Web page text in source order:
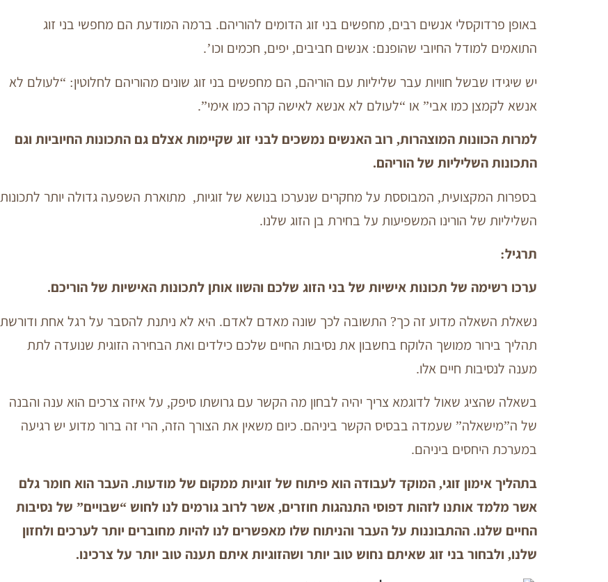
באופן פרדוקסלי אנשים רבים, מחפשים בני זוג הדומים להוריהם. ברמה המודעת הם מחפשי בני זוג
התואמים למודל החיובי שהופנם: אנשים חביבים, יפים, חכמים וכו’.
יש שיגידו שבשל חוויות עבר שליליות עם הוריהם, הם מחפשים בני זוג שונים מהוריהם לחלוטין: “לעולם לא
אנשא לקמצן כמו אבי” או “לעולם לא אנשא לאישה קרה כמו אימי”.
למרות הכוונות המוצהרות, רוב האנשים נמשכים לבני זוג שקיימות אצלם גם התכונות החיוביות וגם
התכונות השליליות של הוריהם.
בספרות המקצועית, המבוססת על מחקרים שנערכו בנושא של זוגיות, מתוארת השפעה גדולה יותר לתכונות
השליליות של הורינו המשפיעות על בחירת בן הזוג שלנו.
תרגיל:
ערכו רשימה של תכונות אישיות של בני הזוג שלכם והשוו אותן לתכונות האישיות של הוריכם.
נשאלת השאלה מדוע זה כך? התשובה לכך שונה מאדם לאדם. היא לא ניתנת להסבר על רגל אחת ודורשת
תהליך בירור ממושך הלוקח בחשבון את נסיבות החיים שלכם כילדים ואת הבחירה הזוגית שנועדה לתת
מענה לנסיבות חיים אלו.
בשאלה שהציג שאול לדוגמא צריך יהיה לבחון מה הקשר עם גרושתו סיפק, על איזה צרכים הוא ענה והבנה
של ה”מישאלה” שעמדה בבסיס הקשר ביניהם. כיום משאין את הצורך הזה, הרי זה ברור מדוע יש רגיעה
במערכת היחסים ביניהם.
בתהליך אימון זוגי, המוקד לעבודה הוא פיתוח של זוגיות ממקום של מודעות. העבר הוא חומר גלם
אשר מלמד אותנו לזהות דפוסי התנהגות חוזרים, אשר לרוב גורמים לנו לחוש “שבויים” של נסיבות
החיים שלנו. ההתבוננות על העבר והניתוח שלו מאפשרים לנו להיות מחוברים יותר לערכים ולחזון
שלנו, ולבחור בני זוג שאיתם נחוש טוב יותר ושהזוגיות איתם תענה טוב יותר על צרכינו.